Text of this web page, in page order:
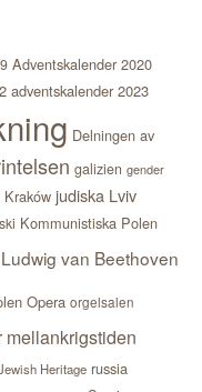
Adventskalender 2020
adventskalender 2023
Delningen av
galizien gender
Kraków judiska Lviv
Kommunistiska Polen
Ludwig van Beethoven
Opera orgelsalen
mellankrigstiden
Heritage russia